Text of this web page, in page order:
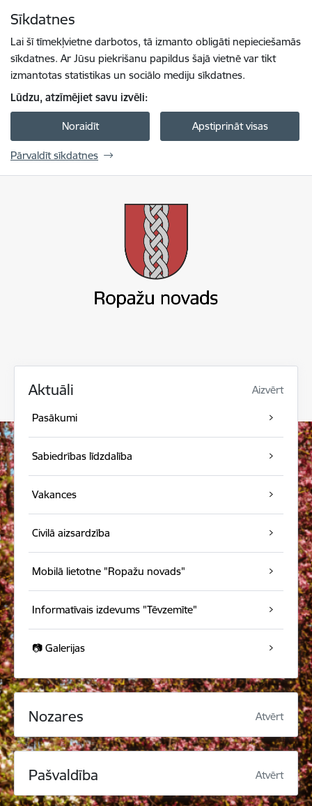
Sīkdatnes
Lai šī tīmekļvietne darbotos, tā izmanto obligāti nepieciešamās
sīkdatnes. Ar Jūsu piekrišanu papildus šajā vietnē var tikt
izmantotas statistikas un sociālo mediju sīkdatnes.
Lūdzu, atzīmējiet savu izvēli:
Noraidīt Apstiprināt visas
Pārvaldīt sīkdatnes
Aktuāli Aizvērt
Pasākumi
Sabiedrības līdzdalība
Vakances
Civilā aizsardzība
Mobilā lietotne "Ropažu novads"
Informatīvais izdevums "Tēvzemīte"
📷 Galerijas
Nozares Atvērt
Pašvaldība Atvērt